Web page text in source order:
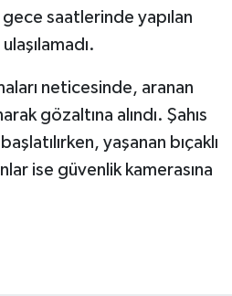
saatlerinde yapılan
neticesinde, aranan
gözaltına alındı. Şahıs
yaşanan bıçaklı
ise güvenlik kamerasına